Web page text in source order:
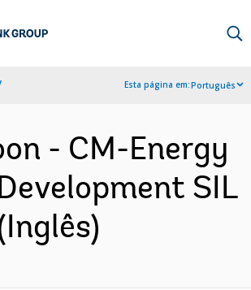
Esta página em:Português
- CM-Energy
SIL